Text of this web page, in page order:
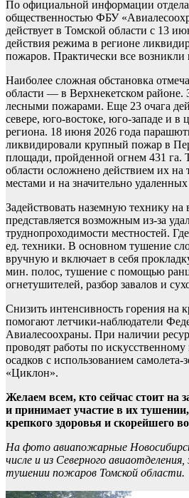
По официальной информации отдела
общественностью ФБУ
действует в Томской области с 13
действия режима в регионе
пожаров. Практически все возникли
Наиболее сложная обстановка
области — в Верхнекетском районе.
лесными пожарами. Еще 23 очага
севере, юго-востоке, юго-западе и в
региона. 18 июня 2026 года
ликвидировали крупный пожар в
площади, пройденной огнем 431 га.
области осложнено действием их на
местами и на значительно
Задействовать наземную технику на
представляется возможным из-за
труднопроходимости местностей.
ед. техники. В основном тушение
вручную и включает в себя
мин. полос, тушение с помощью
огнетушителей, разбор завалов и
Снизить интенсивность горения на
помогают летчики-наблюдатели
Авиалесоохраны. При наличии
проводят работы по
осадков с использованием
«Циклон».
Желаем всем, кто сейчас стоит на
и принимает участие в их
крепкого здоровья и скорейшего
На фото авиапожарные
числе и из Северного
тушении пожаров Томской области.